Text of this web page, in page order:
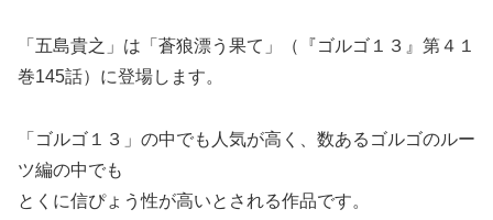
「五島貴之」は「蒼狼漂う果て」（『ゴルゴ１３』第４１
巻145話）に登場します。
「ゴルゴ１３」の中でも人気が高く、数あるゴルゴのルー
ツ編の中でも
とくに信ぴょう性が高いとされる作品です。